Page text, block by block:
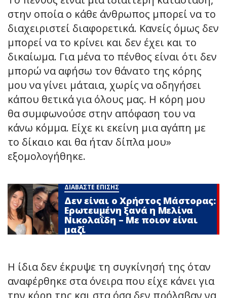
στην οποία ο κάθε άνθρωπος μπορεί να το
διαχειριστεί διαφορετικά. Κανείς όμως δεν
μπορεί να το κρίνει και δεν έχει και το
δικαίωμα. Για μένα το πένθος είναι ότι δεν
μπορώ να αφήσω τον θάνατο της κόρης
μου να γίνει μάταια, χωρίς να οδηγήσει
κάπου θετικά για όλους μας. Η κόρη μου
θα συμφωνούσε στην απόφαση του να
κάνω κόμμα. Είχε κι εκείνη μια αγάπη με
το δίκαιο και θα ήταν δίπλα μου»
εξομολογήθηκε.
ΔΙΑΒΑΣΤΕ ΕΠΙΣΗΣ
Δεν είναι ο Χρήστος Μάστορας:
Ερωτεuμένη ξανά η Μελίνα
Νικολαΐδη – Με ποιον είναι
μαζί
Η ίδια δεν έκρυψε τη συγκίνησή της όταν
αναφέρθηκε στα όνειρα που είχε κάνει για
την κόρη της και στα όσα δεν πρόλαβαν να